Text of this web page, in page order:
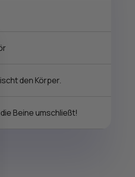
den Körper.
Beine umschließt!